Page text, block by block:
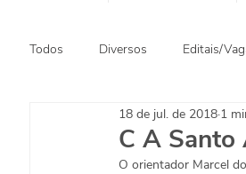
Todos Diversos Editais/
Ação Social Habitação
C A
18 de jul. de 2018 1
O orientador Marcel